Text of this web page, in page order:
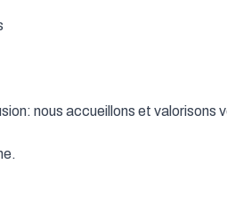
nous accueillons et valorisons